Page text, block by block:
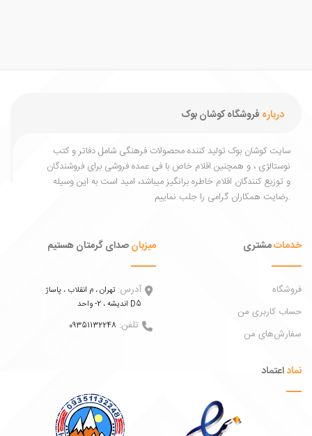
فروشگاه کوشان بوک
کوشان بوک تولید کننده محصولات فرهنگی شامل دفاتر و کتب
، و همچنین اقلام خاص با فی عمده فروشی برای فروشندگان
کنندگان اقلام خاطره برانگیز میباشد، امید است به این وسیله
مشتری
کاربری من
من
صدای گرمتان هستیم
آدرس:تهران ، م انقلاب ، پاساژ
تلفن:09351132248